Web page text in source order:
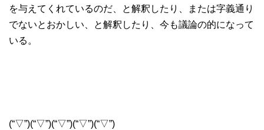
を与えてくれているのだ、と解釈したり、または字義通り
でないとおかしい、と解釈したり、今も議論の的になって
いる。
(“▽”)(“▽”)(“▽”)(“▽”)(“▽”)